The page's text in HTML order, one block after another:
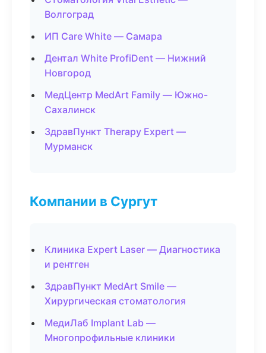
Волгоград
ИП Care White — Самара
Дентал White ProfiDent — Нижний
Новгород
МедЦентр MedArt Family — Южно-
Сахалинск
ЗдравПункт Therapy Expert —
Мурманск
Компании в Сургут
Клиника Expert Laser — Диагностика
и рентген
ЗдравПункт MedArt Smile —
Хирургическая стоматология
МедиЛаб Implant Lab —
Многопрофильные клиники